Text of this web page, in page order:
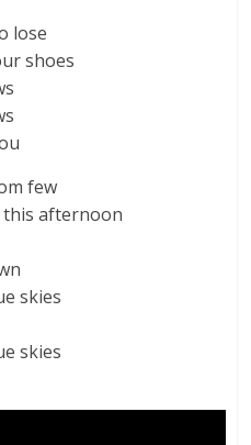
lose
shoes
few
this afternoon
skies
skies